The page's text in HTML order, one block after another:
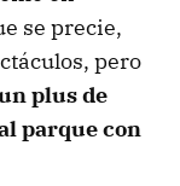
se precie,
pero
plus de
parque con